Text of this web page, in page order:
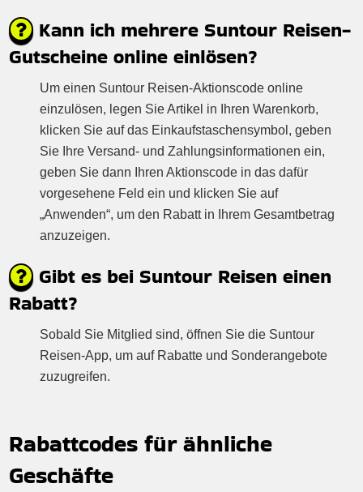
Kann ich mehrere Suntour Reisen-
Gutscheine online einlösen?
Um einen Suntour Reisen-Aktionscode online
einzulösen, legen Sie Artikel in Ihren Warenkorb,
klicken Sie auf das Einkaufstaschensymbol, geben
Sie Ihre Versand- und Zahlungsinformationen ein,
geben Sie dann Ihren Aktionscode in das dafür
vorgesehene Feld ein und klicken Sie auf
„Anwenden“, um den Rabatt in Ihrem Gesamtbetrag
anzuzeigen.
Gibt es bei Suntour Reisen einen
Rabatt?
Sobald Sie Mitglied sind, öffnen Sie die Suntour
Reisen-App, um auf Rabatte und Sonderangebote
zuzugreifen.
Rabattcodes für ähnliche
Geschäfte